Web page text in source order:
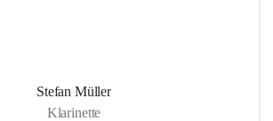
Stefan Müller
Klarinette